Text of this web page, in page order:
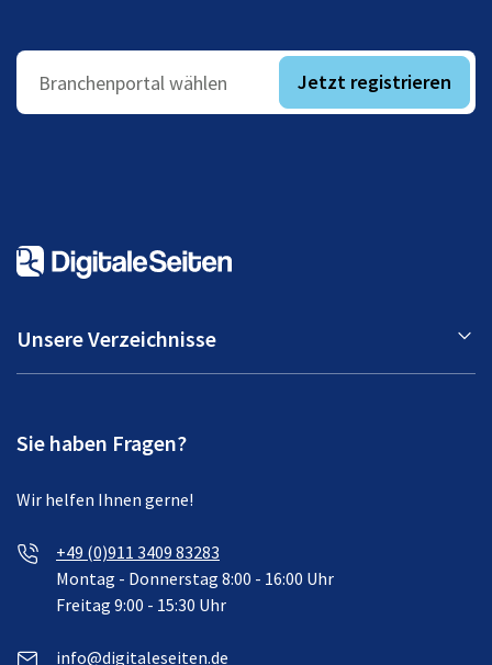
Branchenportal wählen Jetzt registrieren
Unsere Verzeichnisse
Sie haben Fragen?
Wir helfen Ihnen gerne!
+49 (0)911 3409 83283
Montag - Donnerstag 8:00 - 16:00 Uhr
Freitag 9:00 - 15:30 Uhr
info@digitaleseiten.de